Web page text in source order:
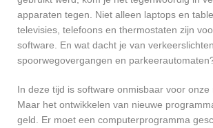
apparaten tegen. Niet alleen laptops en
televisies, telefoons en thermostaten zijn
software. En wat dacht je van verkeerslichten,
spoorwegovergangen en
In deze tijd is software onmisbaar voor onze
Maar het ontwikkelen van nieuwe
geld. Er moet een computerprogramma